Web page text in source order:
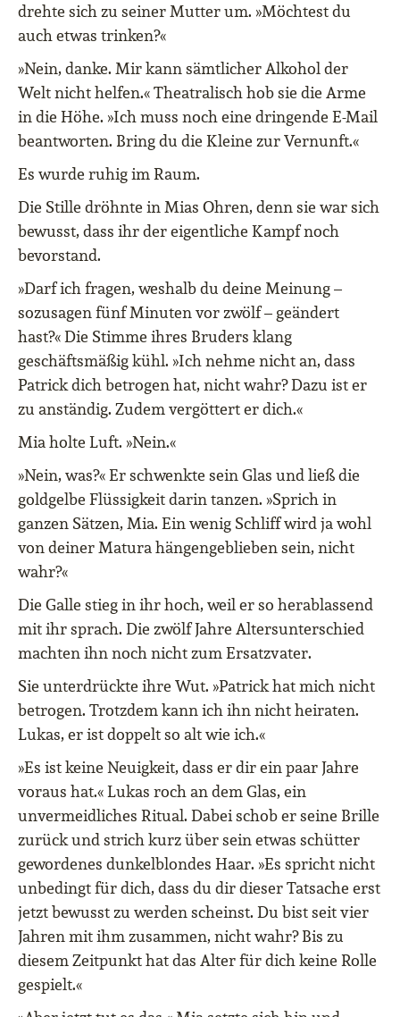
drehte sich zu seiner Mutter um. »Möchtest du
auch etwas trinken?«
»Nein, danke. Mir kann sämtlicher Alkohol der
Welt nicht helfen.« Theatralisch hob sie die Arme
in die Höhe. »Ich muss noch eine dringende E-Mail
beantworten. Bring du die Kleine zur Vernunft.«
Es wurde ruhig im Raum.
Die Stille dröhnte in Mias Ohren, denn sie war sich
bewusst, dass ihr der eigentliche Kampf noch
bevorstand.
»Darf ich fragen, weshalb du deine Meinung –
sozusagen fünf Minuten vor zwölf – geändert
hast?« Die Stimme ihres Bruders klang
geschäftsmäßig kühl. »Ich nehme nicht an, dass
Patrick dich betrogen hat, nicht wahr? Dazu ist er
zu anständig. Zudem vergöttert er dich.«
Mia holte Luft. »Nein.«
»Nein, was?« Er schwenkte sein Glas und ließ die
goldgelbe Flüssigkeit darin tanzen. »Sprich in
ganzen Sätzen, Mia. Ein wenig Schliff wird ja wohl
von deiner Matura hängengeblieben sein, nicht
wahr?«
Die Galle stieg in ihr hoch, weil er so herablassend
mit ihr sprach. Die zwölf Jahre Altersunterschied
machten ihn noch nicht zum Ersatzvater.
Sie unterdrückte ihre Wut. »Patrick hat mich nicht
betrogen. Trotzdem kann ich ihn nicht heiraten.
Lukas, er ist doppelt so alt wie ich.«
»Es ist keine Neuigkeit, dass er dir ein paar Jahre
voraus hat.« Lukas roch an dem Glas, ein
unvermeidliches Ritual. Dabei schob er seine Brille
zurück und strich kurz über sein etwas schütter
gewordenes dunkelblondes Haar. »Es spricht nicht
unbedingt für dich, dass du dir dieser Tatsache erst
jetzt bewusst zu werden scheinst. Du bist seit vier
Jahren mit ihm zusammen, nicht wahr? Bis zu
diesem Zeitpunkt hat das Alter für dich keine Rolle
gespielt.«